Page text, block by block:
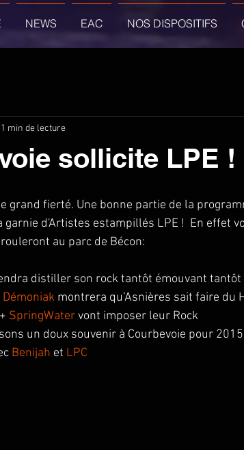
NEWS EAC NOS DISPOSITIFS
sollicite LPE !
1 min de lecture
grand fierté. Une bonne partie de la
garnie d'Artistes estampillés LPE !  En effet
au parc de Bécon:
distiller son rock tantôt émouvant tantôt
montrera qu’Asnières sait faire du
+ SpringWater vont imposer leur Rock
un doux souvenir à Courbevoie pour
Benijah et LPC